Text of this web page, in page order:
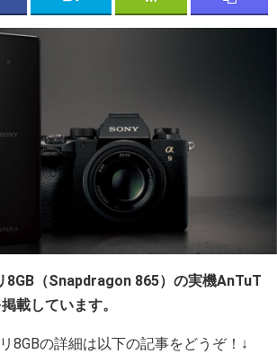
8GB（Snapdragon 865）の実機AnTuT
載しています。
8GBの詳細は以下の記事をどうぞ！↓